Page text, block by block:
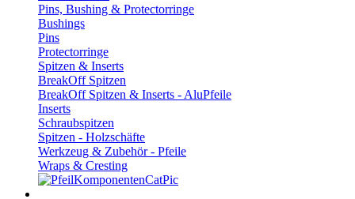
Pins, Bushing & Protectorringe
Bushings
Pins
Protectorringe
Spitzen & Inserts
BreakOff Spitzen
BreakOff Spitzen & Inserts - AluPfeile
Inserts
Schraubspitzen
Spitzen - Holzschäfte
Werkzeug & Zubehör - Pfeile
Wraps & Cresting